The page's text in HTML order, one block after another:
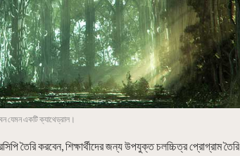
একটি ক্যাথেড্রাল।
তৈরি করবেন, শিক্ষার্থীদের জন্য উপযুক্ত চলচ্চিত্র প্রোগ্রাম তৈরি